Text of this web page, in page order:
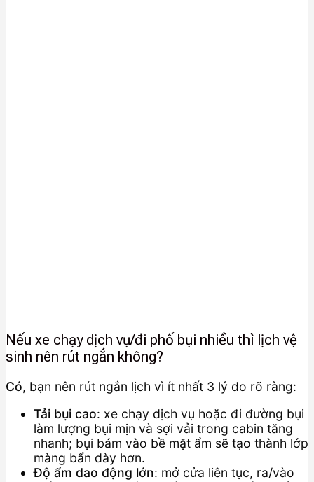
Nếu xe chạy dịch vụ/đi phố bụi nhiều thì lịch vệ
sinh nên rút ngắn không?
Có, bạn nên rút ngắn lịch vì ít nhất 3 lý do rõ ràng:
Tải bụi cao: xe chạy dịch vụ hoặc đi đường bụi
làm lượng bụi mịn và sợi vải trong cabin tăng
nhanh; bụi bám vào bề mặt ẩm sẽ tạo thành lớp
màng bẩn dày hơn.
Độ ẩm dao động lớn: mở cửa liên tục, ra/vào